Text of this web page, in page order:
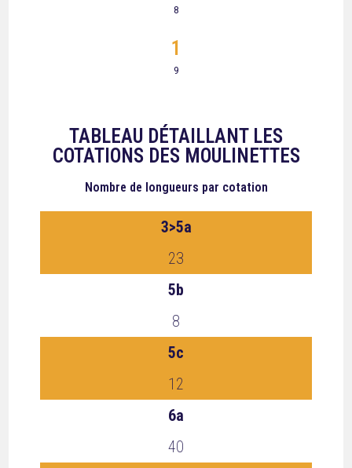
8
9
1
TABLEAU DÉTAILLANT LES
COTATIONS DES MOULINETTES
Nombre de longueurs par cotation
3>5a
23
5b
8
5c
12
6a
40